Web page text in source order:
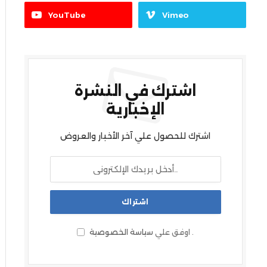
YouTube Vimeo
اشترك في النشرة
الإخبارية
اشترك للحصول علي آخر الأخبار والعروض
اوفق علي سياسة الخصوصية .